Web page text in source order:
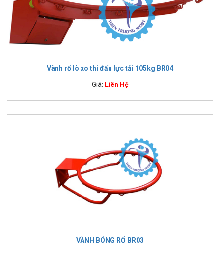
Vành rổ lò xo thi đấu lực tải 105kg BR04
Giá: Liên Hệ
VÀNH BÓNG RỔ BR03